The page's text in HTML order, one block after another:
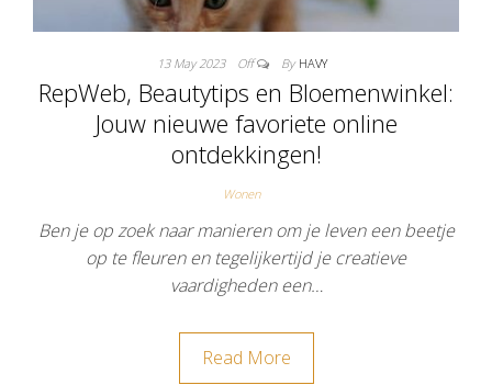
13 May 2023 Off By HAVY
RepWeb, Beautytips en Bloemenwinkel:
Jouw nieuwe favoriete online
ontdekkingen!
Wonen
Ben je op zoek naar manieren om je leven een beetje
op te fleuren en tegelijkertijd je creatieve
vaardigheden een…
Read More